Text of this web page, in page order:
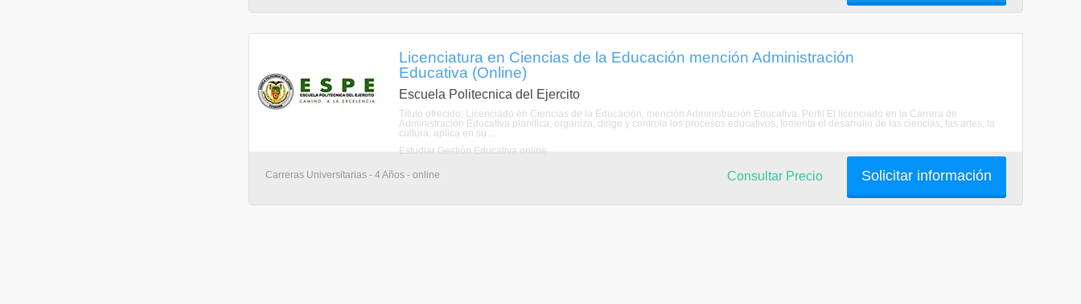
Licenciatura en Ciencias de la Educación mención Administración
Educativa (Online)
Escuela Politecnica del Ejercito
Título ofrecido: Licenciado en Ciencias de la Educación, mención Administración Educativa. Perfil El licenciado en la Carrera de
Administración Educativa planifica, organiza, dirige y controla los procesos educativos, fomenta el desarrollo de las ciencias, las artes, la
cultura; aplica en su ...
Estudiar Gestión Educativa online
Carreras Universitarias - 4 Años - online Solicitar información
Consultar Precio